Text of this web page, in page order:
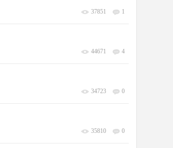
37851 1
44671 4
34723 0
35810 0